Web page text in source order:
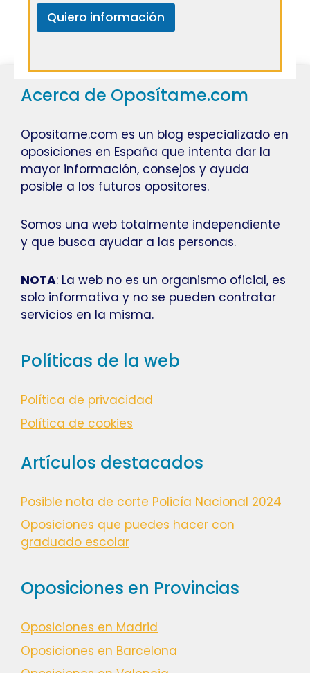
Quiero información
Acerca de Oposítame.com
Opositame.com es un blog especializado en
oposiciones en España que intenta dar la
mayor información, consejos y ayuda
posible a los futuros opositores.
Somos una web totalmente independiente
y que busca ayudar a las personas.
NOTA: La web no es un organismo oficial, es
solo informativa y no se pueden contratar
servicios en la misma.
Políticas de la web
Política de privacidad
Política de cookies
Artículos destacados
Posible nota de corte Policía Nacional 2024
Oposiciones que puedes hacer con
graduado escolar
Oposiciones en Provincias
Oposiciones en Madrid
Oposiciones en Barcelona